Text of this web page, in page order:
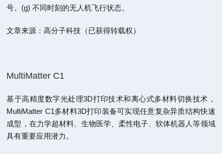
号。(g) 不同时刻的无人机飞行状态。
文章来源：高分子科技（已获得转载权）
MultiMatter C1
基于高精度数字光处理3D打印技术和离心式多材料切换技术，
MultiMatter C1多材料3D打印装备可实现任意复杂异质结构快速
成型，在力学超材料、生物医学、柔性电子、软体机器人等领域
具有重要应用潜力。